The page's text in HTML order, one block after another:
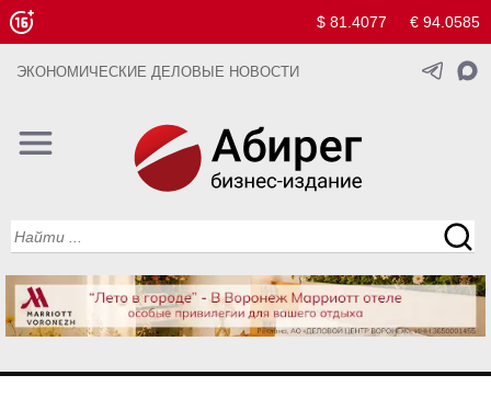
$ 81.4077 € 94.0585
ЭКОНОМИЧЕСКИЕ ДЕЛОВЫЕ НОВОСТИ